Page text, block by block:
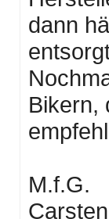
dann
Bikern,
M.f.G.